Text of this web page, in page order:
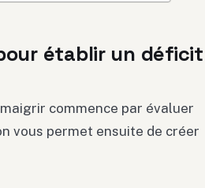
établir un déficit
commence par évaluer
vous permet ensuite de créer